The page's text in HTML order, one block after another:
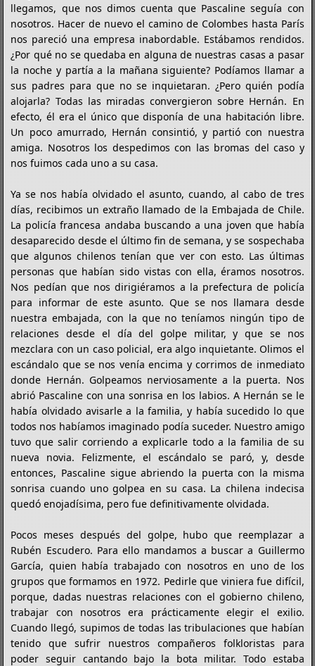
llegamos, que nos dimos cuenta que Pascaline seguía con
nosotros. Hacer de nuevo el camino de Colombes hasta París
nos pareció una empresa inabordable. Estábamos rendidos.
¿Por qué no se quedaba en alguna de nuestras casas a pasar
la noche y partía a la mañana siguiente? Podíamos llamar a
sus padres para que no se inquietaran. ¿Pero quién podía
alojarla? Todas las miradas convergieron sobre Hernán. En
efecto, él era el único que disponía de una habitación libre.
Un poco amurrado, Hernán consintió, y partió con nuestra
amiga. Nosotros los despedimos con las bromas del caso y
nos fuimos cada uno a su casa.
Ya se nos había olvidado el asunto, cuando, al cabo de tres
días, recibimos un extraño llamado de la Embajada de Chile.
La policía francesa andaba buscando a una joven que había
desaparecido desde el último fin de semana, y se sospechaba
que algunos chilenos tenían que ver con esto. Las últimas
personas que habían sido vistas con ella, éramos nosotros.
Nos pedían que nos dirigiéramos a la prefectura de policía
para informar de este asunto. Que se nos llamara desde
nuestra embajada, con la que no teníamos ningún tipo de
relaciones desde el día del golpe militar, y que se nos
mezclara con un caso policial, era algo inquietante. Olimos el
escándalo que se nos venía encima y corrimos de inmediato
donde Hernán. Golpeamos nerviosamente a la puerta. Nos
abrió Pascaline con una sonrisa en los labios. A Hernán se le
había olvidado avisarle a la familia, y había sucedido lo que
todos nos habíamos imaginado podía suceder. Nuestro amigo
tuvo que salir corriendo a explicarle todo a la familia de su
nueva novia. Felizmente, el escándalo se paró, y, desde
entonces, Pascaline sigue abriendo la puerta con la misma
sonrisa cuando uno golpea en su casa. La chilena indecisa
quedó enojadísima, pero fue definitivamente olvidada.
Pocos meses después del golpe, hubo que reemplazar a
Rubén Escudero. Para ello mandamos a buscar a Guillermo
García, quien había trabajado con nosotros en uno de los
grupos que formamos en 1972. Pedirle que viniera fue difícil,
porque, dadas nuestras relaciones con el gobierno chileno,
trabajar con nosotros era prácticamente elegir el exilio.
Cuando llegó, supimos de todas las tribulaciones que habían
tenido que sufrir nuestros compañeros folkloristas para
poder seguir cantando bajo la bota militar. Todo estaba